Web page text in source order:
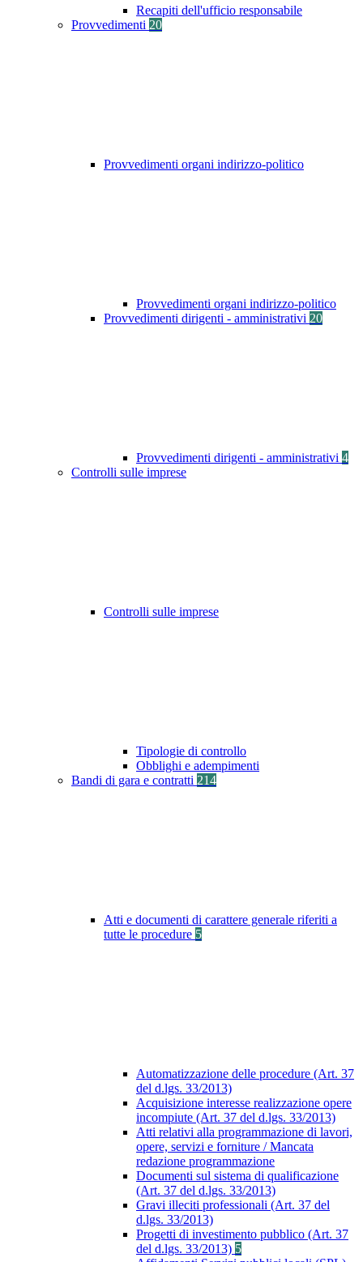
Recapiti dell'ufficio responsabile
Provvedimenti 20
Provvedimenti organi indirizzo-politico
Provvedimenti organi indirizzo-politico
Provvedimenti dirigenti - amministrativi 20
Provvedimenti dirigenti - amministrativi 4
Controlli sulle imprese
Controlli sulle imprese
Tipologie di controllo
Obblighi e adempimenti
Bandi di gara e contratti 214
Atti e documenti di carattere generale riferiti a
tutte le procedure 5
Automatizzazione delle procedure (Art. 37
del d.lgs. 33/2013)
Acquisizione interesse realizzazione opere
incompiute (Art. 37 del d.lgs. 33/2013)
Atti relativi alla programmazione di lavori,
opere, servizi e forniture / Mancata
redazione programmazione
Documenti sul sistema di qualificazione
(Art. 37 del d.lgs. 33/2013)
Gravi illeciti professionali (Art. 37 del
d.lgs. 33/2013)
Progetti di investimento pubblico (Art. 37
del d.lgs. 33/2013) 5